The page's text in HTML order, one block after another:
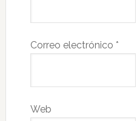
Correo electrónico *
Web